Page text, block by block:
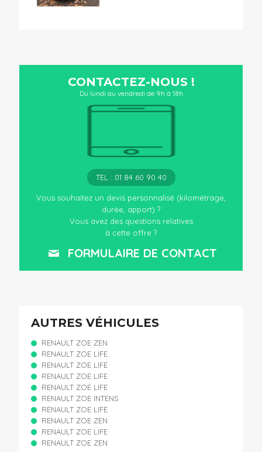
CONTACTEZ-NOUS !
Du lundi au vendredi de 9h à 18h
TEL : 01 84 60 90 40
Vous souhaitez un devis personnalisé (kilométrage,
durée, apport) ?
Vous avez des questions relatives
à cette offre ?
FORMULAIRE DE CONTACT
AUTRES VÉHICULES
RENAULT ZOE ZEN
RENAULT ZOE LIFE
RENAULT ZOE LIFE
RENAULT ZOE LIFE
RENAULT ZOE LIFE
RENAULT ZOE INTENS
RENAULT ZOE LIFE
RENAULT ZOE ZEN
RENAULT ZOE LIFE
RENAULT ZOE ZEN